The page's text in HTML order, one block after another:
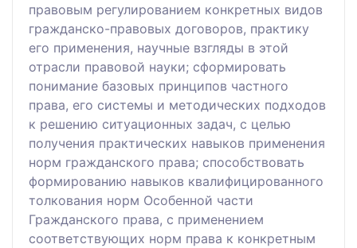
правовым регулированием конкретных видов
гражданско-правовых договоров, практику
его применения, научные взгляды в этой
отрасли правовой науки; сформировать
понимание базовых принципов частного
права, его системы и методических подходов
к решению ситуационных задач, с целью
получения практических навыков применения
норм гражданского права; способствовать
формированию навыков квалифицированного
толкования норм Особенной части
Гражданского права, с применением
соответствующих норм права к конкретным